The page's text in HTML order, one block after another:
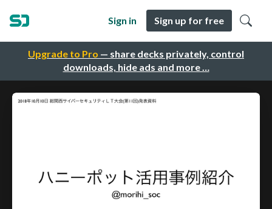
Upgrade to Pro — share decks privately, control
downloads, hide ads and more …
Sign in Sign up for free